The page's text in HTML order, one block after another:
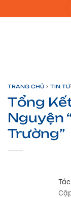
to
TRANG CHỦ › TIN
Tổng
Nguyện
Trường”